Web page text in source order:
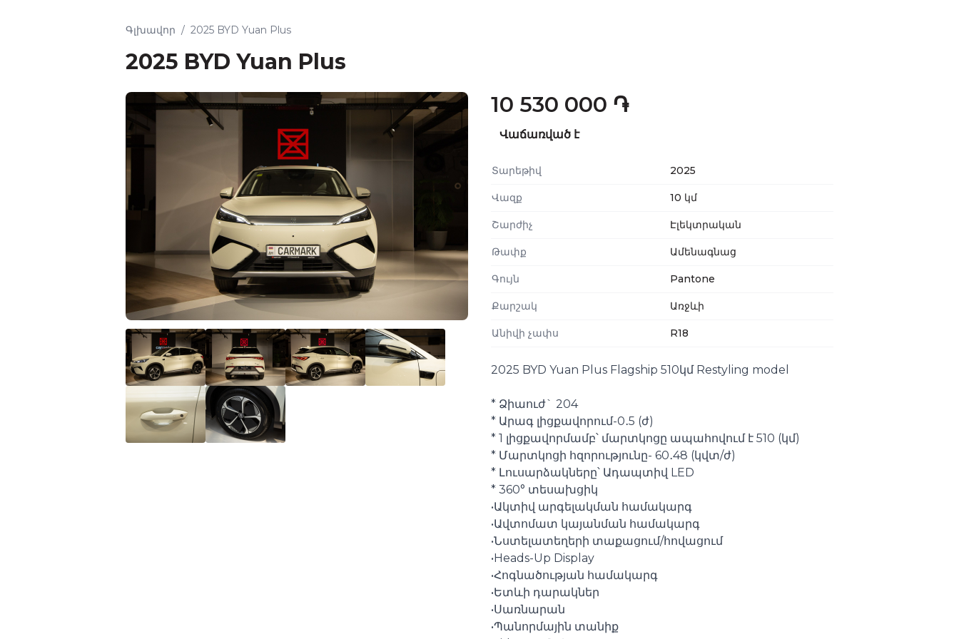
Գլխավոր / 2025 BYD Yuan Plus
2025 BYD Yuan Plus
10 530 000 ֏
Վաճառված է
Տարեթիվ 2025
Վազք 10 կմ
Շարժիչ Էլեկտրական
Թափք Ամենագնաց
Գույն Pantone
Քարշակ Առջևի
Անիվի չափս R18
2025 BYD Yuan Plus Flagship 510կմ Restyling model
* Ձիաուժ` 204
* Արագ լիցքավորում-0․5 (ժ)
* 1 լիցքավորմամբ՝ մարտկոցը ապահովում է 510 (կմ)
* Մարտկոցի հզորությունը- 60․48 (կվտ/ժ)
* Լուսարձակները՝ Ադապտիվ LED
* 360° տեսախցիկ
•Ակտիվ արգելակման համակարգ
•Ավտոմատ կայանման համակարգ
•Նստելատեղերի տաքացում/հովացում
•Heads-Up Display
•Հոգնածության համակարգ
•Ետևի դարակներ
•Սառնարան
•Պանորմային տանիք